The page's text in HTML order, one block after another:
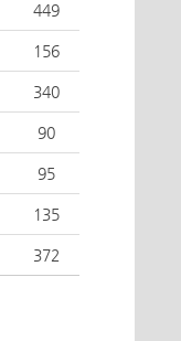
449
156
340
90
95
135
372